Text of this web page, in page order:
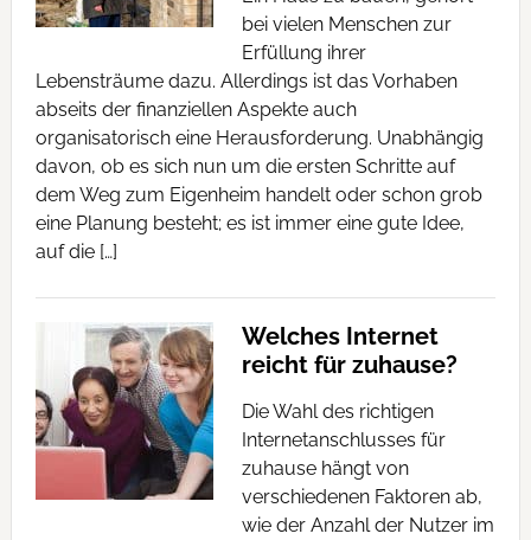
bei vielen Menschen zur
Erfüllung ihrer
Lebensträume dazu. Allerdings ist das Vorhaben
abseits der finanziellen Aspekte auch
organisatorisch eine Herausforderung. Unabhängig
davon, ob es sich nun um die ersten Schritte auf
dem Weg zum Eigenheim handelt oder schon grob
eine Planung besteht; es ist immer eine gute Idee,
auf die […]
Welches Internet
reicht für zuhause?
Die Wahl des richtigen
Internetanschlusses für
zuhause hängt von
verschiedenen Faktoren ab,
wie der Anzahl der Nutzer im